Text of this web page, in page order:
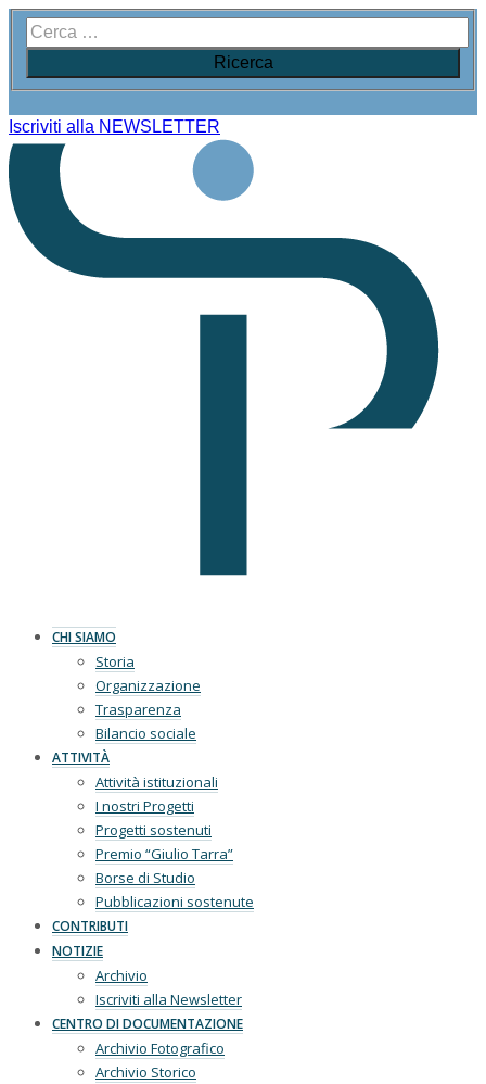
Iscriviti alla NEWSLETTER
CHI SIAMO
Storia
Organizzazione
Trasparenza
Bilancio sociale
ATTIVITÀ
Attività istituzionali
I nostri Progetti
Progetti sostenuti
Premio “Giulio Tarra”
Borse di Studio
Pubblicazioni sostenute
CONTRIBUTI
NOTIZIE
Archivio
Iscriviti alla Newsletter
CENTRO DI DOCUMENTAZIONE
Archivio Fotografico
Archivio Storico